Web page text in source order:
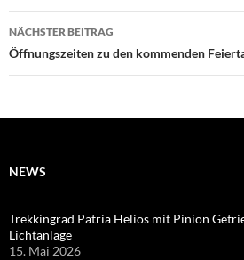
NÄCHSTER BEITRAG
Öffnungszeiten zu den kommenden
NEWS
Trekkingrad Patria Helios mit Pinion
Lichtanlage
15. Mai 2026